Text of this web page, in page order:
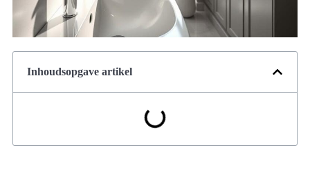
Inhoudsopgave artikel